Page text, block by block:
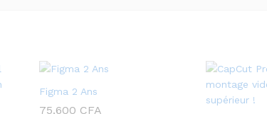
Figma 2 Ans
75.600 CFA